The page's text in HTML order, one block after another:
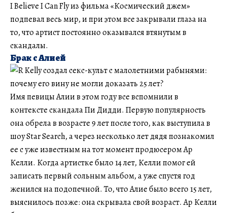
I Believe I Can Fly из фильма «Космический джем»
подпевал весь мир, и при этом все закрывали глаза на
то, что артист постоянно оказывался втянутым в
скандалы.
Брак с Алией
Имя певицы Алии в этом году все вспомнили в
контексте скандала Пи Дидди. Первую популярность
она обрела в возрасте 9 лет после того, как выступила в
шоу Star Search, а через несколько лет дядя познакомил
ее с уже известным на тот момент продюсером Ар
Келли. Когда артистке было 14 лет, Келли помог ей
записать первый сольным альбом, а уже спустя год
женился на подопечной. То, что Алие было всего 15 лет,
выяснилось позже: она скрывала свой возраст. Ар Келли